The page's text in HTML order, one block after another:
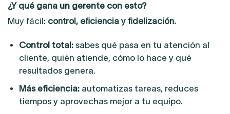
¿Y qué gana un gerente con esto?
Muy fácil: control, eficiencia y fidelización.
Control total:sabes qué pasa en tu atención al
cliente, quién atiende, cómo lo hace y qué
resultados genera.
Más eficiencia:automatizas tareas, reduces
tiempos y aprovechas mejor a tu equipo.